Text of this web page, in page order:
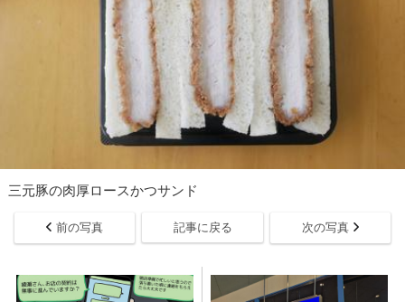
三元豚の肉厚ロースかつサンド
前の写真 記事に戻る 次の写真